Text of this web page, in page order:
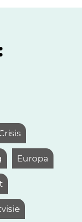
Europa